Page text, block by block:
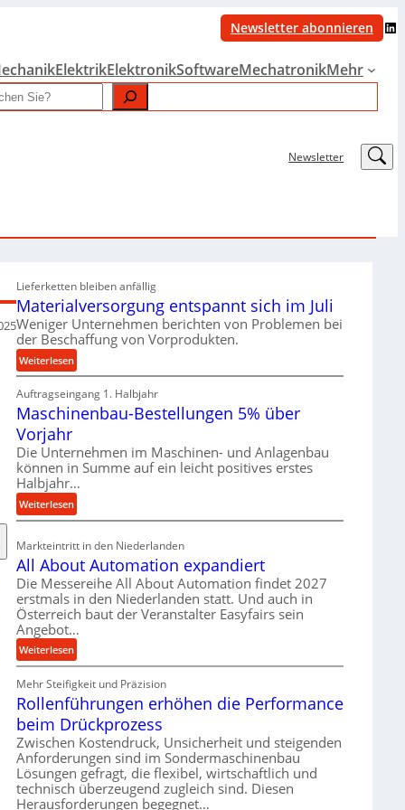
Newsletter abonnieren LinkedIn
ElektrikElektronikSoftwareMechatronikMehr
Newsletter LinkedIn
Lieferketten bleiben anfällig
Materialversorgung entspannt sich im Juli
Weniger Unternehmen berichten von Problemen bei
der Beschaffung von Vorprodukten.
Weiterlesen:
M
a
t
i
l
v
r
s
o
r
g
u
n
g
e
n
t
p
a
n
n
Auftragseingang 1. Halbjahr
Maschinenbau-Bestellungen 5% über
Vorjahr
Die Unternehmen im Maschinen- und Anlagenbau
können in Summe auf ein leicht positives erstes
Halbjahr…
Weiterlesen:
M
c
h
i
n
e
n
a
u
-
B
e
s
t
Markteintritt in den Niederlanden
All About Automation expandiert
Die Messereihe All About Automation findet 2027
erstmals in den Niederlanden statt. Und auch in
Österreich baut der Veranstalter Easyfairs sein
Angebot…
Weiterlesen:
A
l
l
b
o
u
t
A
Mehr Steifigkeit und Präzision
Rollenführungen erhöhen die Performance
beim Drückprozess
Zwischen Kostendruck, Unsicherheit und steigenden
Anforderungen sind im Sondermaschinenbau
Lösungen gefragt, die flexibel, wirtschaftlich und
technisch überzeugend zugleich sind. Diesen
Herausforderungen begegnet…